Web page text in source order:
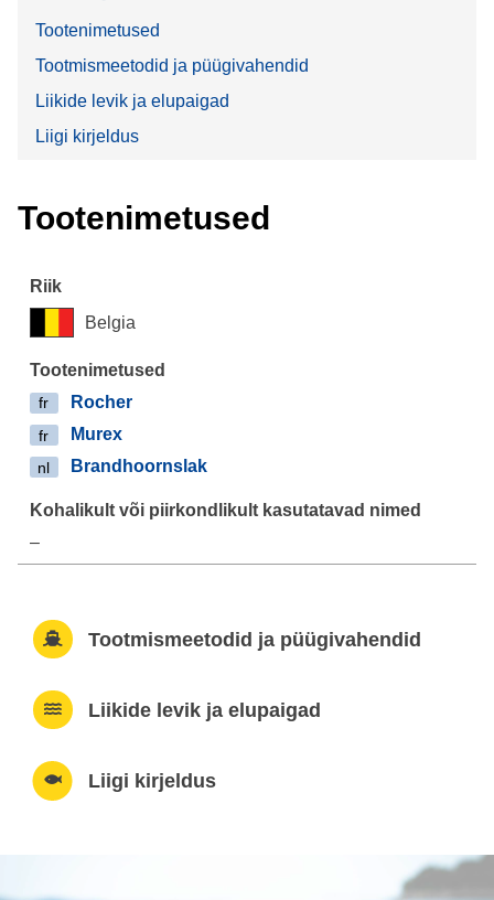
Tootenimetused
Tootmismeetodid ja püügivahendid
Liikide levik ja elupaigad
Liigi kirjeldus
Tootenimetused
Belgia
fr Rocher
fr Murex
nl Brandhoornslak
–
Tootmismeetodid ja püügivahendid
Liikide levik ja elupaigad
Liigi kirjeldus